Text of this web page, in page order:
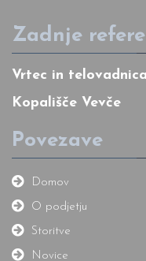
Zadnje
Vrtec in
Kopališče Vevče
Povezave
Domov
O podjetju
Storitve
Novice